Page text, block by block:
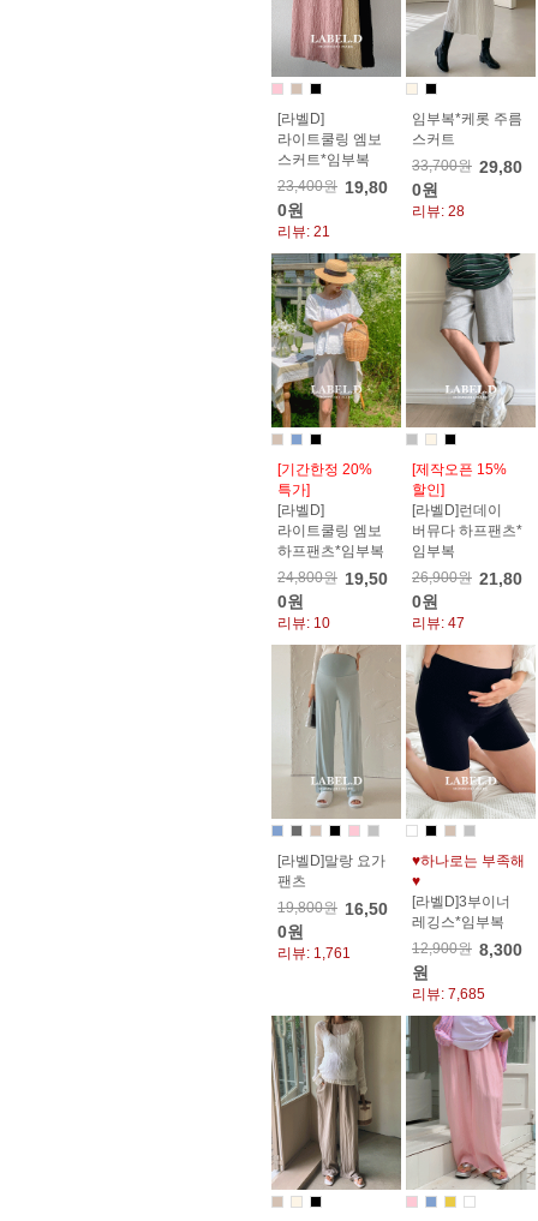
[라벨D]
라이트쿨링 엠보
스커트*임부복
23,400원 19,80
0원
리뷰: 21
임부복*케롯 주름
스커트
33,700원 29,80
0원
리뷰: 28
[기간한정 20%
특가]
[라벨D]
라이트쿨링 엠보
하프팬츠*임부복
24,800원 19,50
0원
리뷰: 10
[제작오픈 15%
할인]
[라벨D]런데이
버뮤다 하프팬츠*
임부복
26,900원 21,80
0원
리뷰: 47
[라벨D]말랑 요가
팬츠
19,800원 16,50
0원
리뷰: 1,761
♥하나로는 부족해
♥
[라벨D]3부이너
레깅스*임부복
12,900원 8,300
원
리뷰: 7,685